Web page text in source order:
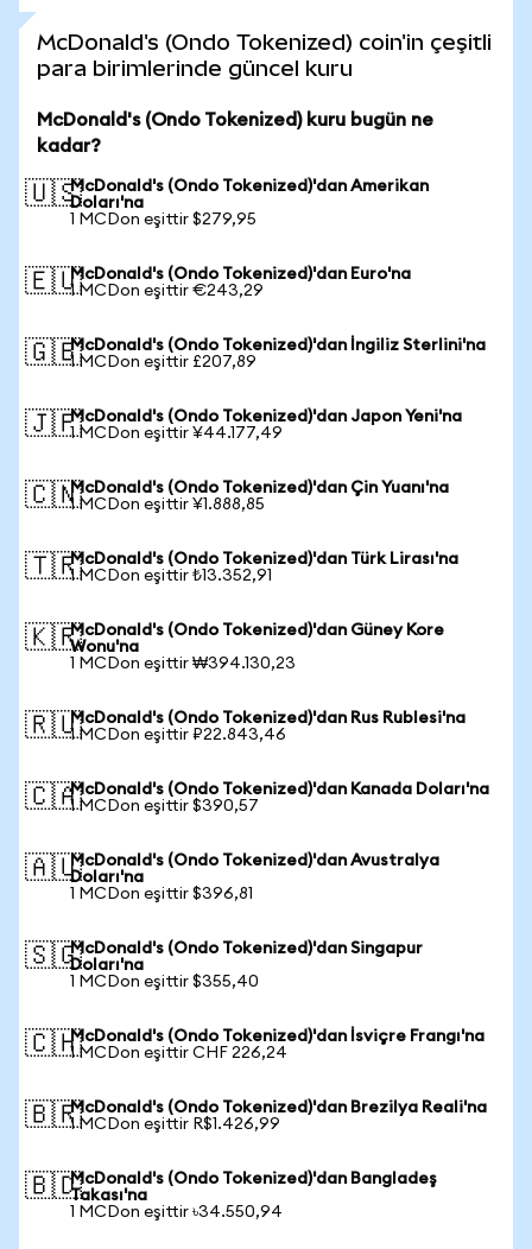
McDonald's (Ondo Tokenized) coin'in çeşitli
para birimlerinde güncel kuru
McDonald's (Ondo Tokenized) kuru bugün ne
kadar?
🇺🇸McDonald's (Ondo Tokenized)'dan Amerikan
Doları'na
1 MCDon eşittir $279,95
🇪🇺McDonald's (Ondo Tokenized)'dan Euro'na
1 MCDon eşittir €243,29
🇬🇧McDonald's (Ondo Tokenized)'dan İngiliz Sterlini'na
1 MCDon eşittir £207,89
🇯🇵McDonald's (Ondo Tokenized)'dan Japon Yeni'na
1 MCDon eşittir ¥44.177,49
🇨🇳McDonald's (Ondo Tokenized)'dan Çin Yuanı'na
1 MCDon eşittir ¥1.888,85
🇹🇷McDonald's (Ondo Tokenized)'dan Türk Lirası'na
1 MCDon eşittir ₺13.352,91
🇰🇷McDonald's (Ondo Tokenized)'dan Güney Kore
Wonu'na
1 MCDon eşittir ₩394.130,23
🇷🇺McDonald's (Ondo Tokenized)'dan Rus Rublesi'na
1 MCDon eşittir ₽22.843,46
🇨🇦McDonald's (Ondo Tokenized)'dan Kanada Doları'na
1 MCDon eşittir $390,57
🇦🇺McDonald's (Ondo Tokenized)'dan Avustralya
Doları'na
1 MCDon eşittir $396,81
🇸🇬McDonald's (Ondo Tokenized)'dan Singapur
Doları'na
1 MCDon eşittir $355,40
🇨🇭McDonald's (Ondo Tokenized)'dan İsviçre Frangı'na
1 MCDon eşittir CHF 226,24
🇧🇷McDonald's (Ondo Tokenized)'dan Brezilya Reali'na
1 MCDon eşittir R$1.426,99
🇧🇩McDonald's (Ondo Tokenized)'dan Bangladeş
Takası'na
1 MCDon eşittir ৳34.550,94